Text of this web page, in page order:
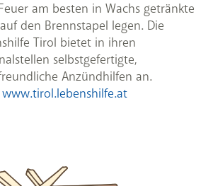
am besten in Wachs getränkte
den Brennstapel legen. Die
Tirol bietet in ihren
selbstgefertigte,
Anzündhilfen an.
www.tirol.lebenshilfe.at